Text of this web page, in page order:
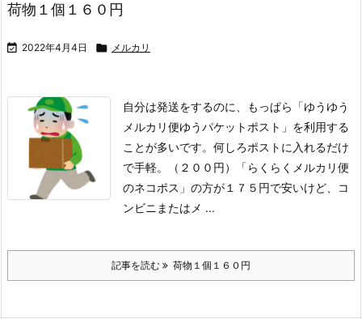
荷物１個１６０円
 2022年4月4日  メルカリ
自分は発送をするのに、もっぱら「ゆうゆう
メルカリ便ゆうパケットポスト」を利用する
ことが多いです。 何しろポストに入れるだけ
で手軽。（２００円）
「らくらくメルカリ便
のネコポス」の方が１７５円で安いけど、コ
ンビニまたはメ ...
記事を読む 荷物１個１６０円